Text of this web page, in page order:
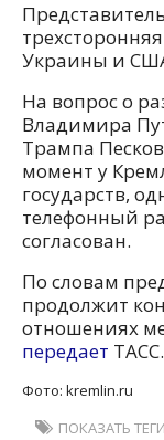
Украины и
На вопрос о
Владимира
Трампа
момент у
государств,
телефонный
согласован.
По словам
продолжит
отношениях
передает ТАСС.
Фото: kremlin.ru
ПОКАЗАТЬ ТЕГИ